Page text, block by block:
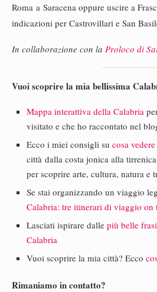
Roma a Saracena oppure uscire a
indicazioni per Castrovillari e San
In collaborazione con la Proloco di
Vuoi scoprire la mia bellissima
Mappa interattiva della Calabria
visitato e che ho raccontato nel
Ecco i miei consigli su cosa
città dalla costa jonica alla
per scoprire arte, cultura, natura e
Se stai organizzando un viaggio
Calabria: tre itinerari di viaggio on
Lasciati ispirare dalle più belle
Calabria
Vuoi scoprire la mia città? Ecco
Rimaniamo in contatto?